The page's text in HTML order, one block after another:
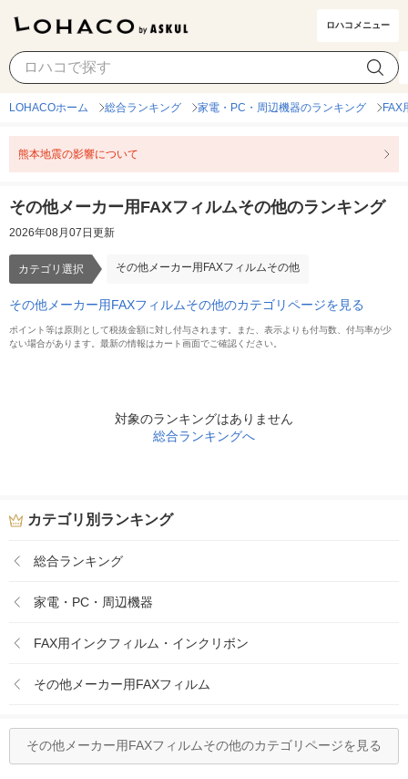
ロハコメニュー
その他メーカー用FAXフィルムその他 カテゴリ選択
LOHACOホーム 総合ランキング 家電・PC・周辺機器のランキング FAX
熊本地震の影響について
その他メーカー用FAXフィルムその他のランキング
2026年08月07日更新
カテゴリ選択 その他メーカー用FAXフィルムその他
その他メーカー用FAXフィルムその他のカテゴリページを見る
ポイント等は原則として税抜金額に対し付与されます。また、表示よりも付与数、付与率が少
ない場合があります。最新の情報はカート画面でご確認ください。
対象のランキングはありません
総合ランキングへ
カテゴリ別ランキング
総合ランキング
家電・PC・周辺機器
FAX用インクフィルム・インクリボン
その他メーカー用FAXフィルム
その他メーカー用FAXフィルムその他のカテゴリページを見る